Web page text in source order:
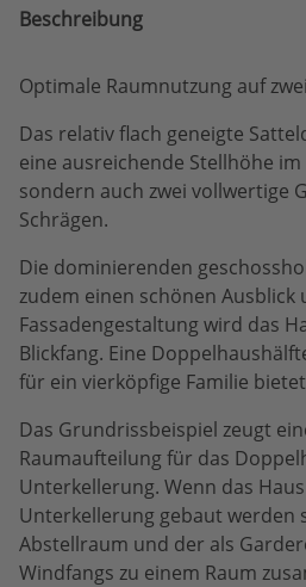
Beschreibung
Optimale Raumnutzung auf
Das relativ flach geneigte
eine ausreichende Stellhöhe im
sondern auch zwei vollwertige
Schrägen.
Die dominierenden
zudem einen schönen Ausblick
Fassadengestaltung wird das
Blickfang. Eine
für ein vierköpfige Familie
Das Grundrissbeispiel zeugt
Raumaufteilung für das
Unterkellerung. Wenn das
Unterkellerung gebaut werden
Abstellraum und der als
Windfangs zu einem Raum